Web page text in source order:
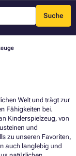
Suche
Menü
Welt und trägt zur
Fähigkeiten bei.
Kinderspielzeug, von
und
zu unseren Favoriten,
auch langlebig und